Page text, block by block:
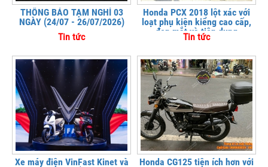
THÔNG BÁO TẠM NGHỈ 03
NGÀY (24/07 - 26/07/2026)
Tin tức
Honda PCX 2018 lột xác với
loạt phụ kiện kiểng cao cấp,
đẹp mắt và tiện dụng
Tin tức
Xe máy điện VinFast Kinet và
Honda CG125 tiện ích hơn với